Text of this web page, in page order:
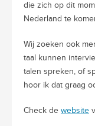
die zich op dit
Nederland te
Wij zoeken ook
taal kunnen
talen spreken, of
hoor ik dat graag
Check de website